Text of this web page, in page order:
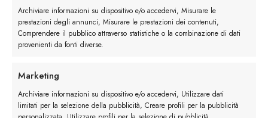
Archiviare informazioni su dispositivo e/o accedervi, Misurare le
prestazioni degli annunci, Misurare le prestazioni dei contenuti,
Comprendere il pubblico attraverso statistiche o la combinazione di dati
provenienti da fonti diverse.
Marketing
Archiviare informazioni su dispositivo e/o accedervi, Utilizzare dati
limitati per la selezione della pubblicità, Creare profili per la pubblicità